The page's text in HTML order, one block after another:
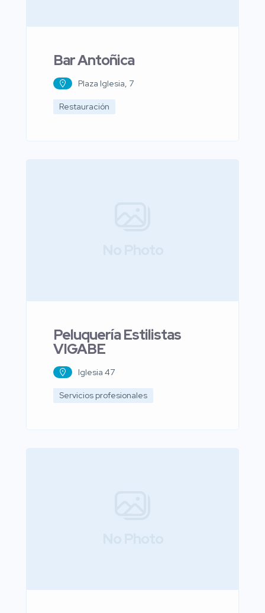
Bar Antoñica
Plaza Iglesia, 7
Restauración
Peluquería Estilistas
VIGABE
Iglesia 47
Servicios profesionales